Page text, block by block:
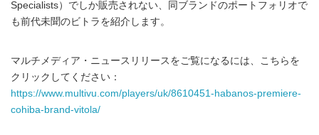
Specialists）でしか販売されない、同ブランドのポートフォリオで
も前代未聞のビトラを紹介します。
マルチメディア・ニュースリリースをご覧になるには、こちらを
クリックしてください：
https://www.multivu.com/players/uk/8610451-habanos-premiere-
cohiba-brand-vitola/